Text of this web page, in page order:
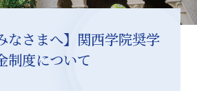
なさまへ】関西学院奨学
制度について